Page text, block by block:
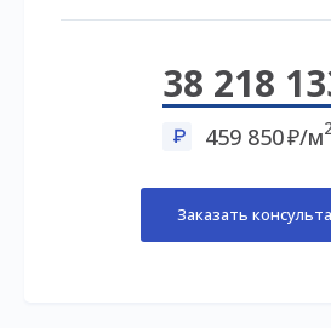
38 218
459 850 /м2
Заказать